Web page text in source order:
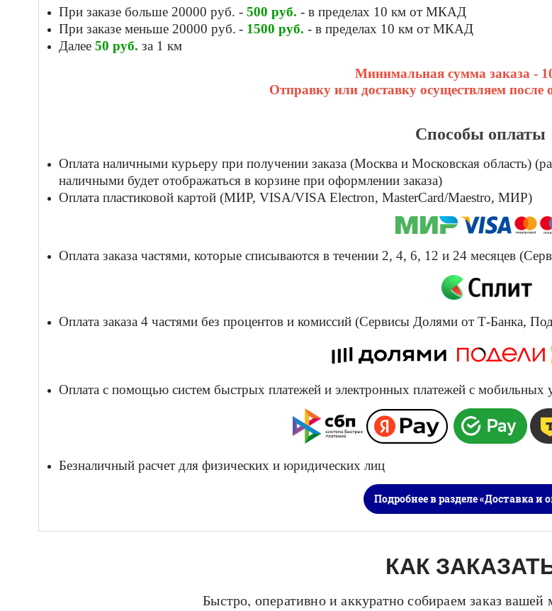
При заказе больше 20000 руб. - 500 руб. - в пределах 10 км от МКАД
При заказе меньше 20000 руб. - 1500 руб. - в пределах 10 км от МКАД
Далее 50 руб. за 1 км
Минимальная сумма заказа -
Отправку или доставку осуществляем после
Способы оплаты
Оплата наличными курьеру при получении заказа (Москва и Московская область)
наличными будет отображаться в корзине при оформлении заказа)
Оплата пластиковой картой (МИР, VISA/VISA Electron, MasterCard/Maestro, МИР)
Оплата заказа частями, которые списываются в течении 2, 4, 6, 12 и 24 месяцев
Оплата заказа 4 частями без процентов и комиссий (Сервисы Долями от Т-Банка,
Оплата с помощью систем быстрых платежей и электронных платежей с
Безналичный расчет для физических и юридических лиц
Подробнее в разделе «Доставка и
КАК
Быстро, оперативно и аккуратно собираем заказ